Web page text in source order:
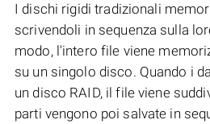
I dischi rigidi tradizionali
scrivendoli in sequenza sulla
modo, l'intero file viene
su un singolo disco. Quando i
un disco RAID, il file viene
parti vengono poi salvate in